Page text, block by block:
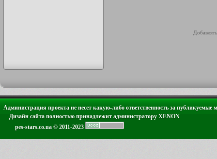
Администрация проекта не несет какую-либо ответственность за публикуемые
Дизайн сайта полностью принадлежит администратору XENON
pes-stars.co.ua © 2011-2023